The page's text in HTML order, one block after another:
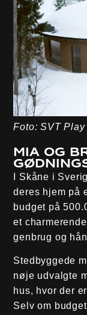
Foto: SVT Play
Mia og
I Skåne i
deres hjem på
budget på
et
genbrug og
Stedbyggede
nøje udvalgte
hus, hvor der
Selv om